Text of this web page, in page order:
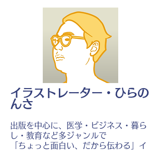
イラストレーター・ひらの
んさ
出版を中心に、医学・ビジネス・暮ら
し・教育など多ジャンルで
「ちょっと面白い、だから伝わる」イ